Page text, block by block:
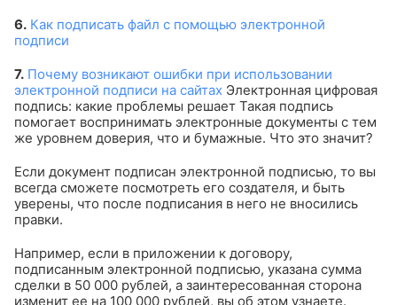
6. Как подписать файл с помощью электронной
подписи
7. Почему возникают ошибки при использовании
электронной подписи на сайтах Электронная цифровая
подпись: какие проблемы решает Такая подпись
помогает воспринимать электронные документы с тем
же уровнем доверия, что и бумажные. Что это значит?
Если документ подписан электронной подписью, то вы
всегда сможете посмотреть его создателя, и быть
уверены, что после подписания в него не вносились
правки.
Например, если в приложении к договору,
подписанным электронной подписью, указана сумма
сделки в 50 000 рублей, а заинтересованная сторона
изменит ее на 100 000 рублей, вы об этом узнаете.